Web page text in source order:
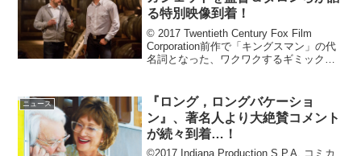
る特別映像到着！
© 2017 Twentieth Century Fox Film
Corporation前作で「キングスマン」の代
名詞となった、ワクワクするギミック満
グジー役で続投の...
ニュース
『ロング，ロングバケーショ
ン』、著名人より大絶賛コメント
が続々到着…！
©2017 Indiana Production S.P.A. コミカ